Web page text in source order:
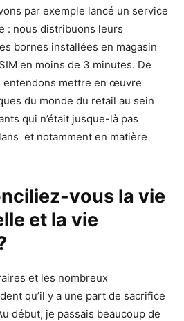
par exemple lancé un service
: nous distribuons leurs
bornes installées en magasin
en moins de 3 minutes. De
entendons mettre en œuvre
du monde du retail au sein
qui n’était jusque-là pas
et notamment en matière
vous la vie
et la vie
et les nombreux
qu’il y a une part de sacrifice
début, je passais beaucoup de